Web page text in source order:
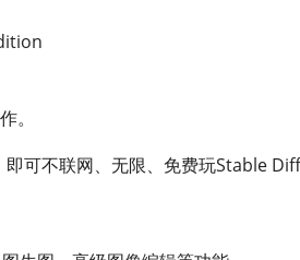
。
可不联网、无限、免费玩Stable